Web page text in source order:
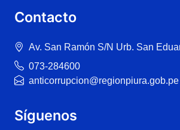
Contacto
Av. San Ramón S/N Urb. San
073-284600
anticorrupcion@regionpiura.gob.pe
Síguenos